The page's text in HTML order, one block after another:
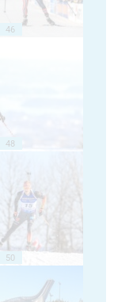
46
48
50